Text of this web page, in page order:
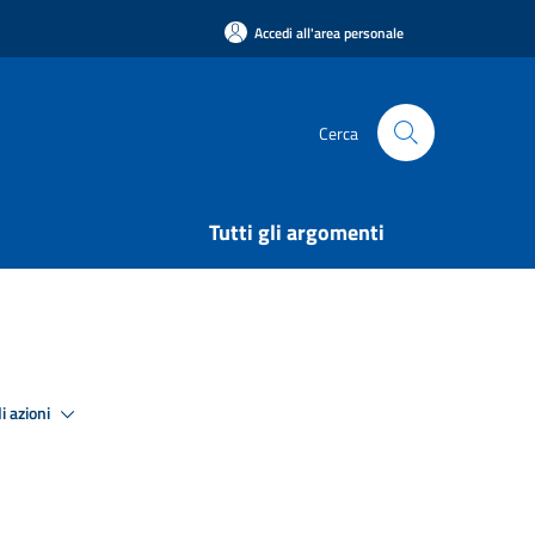
Accedi all'area personale
Cerca
Tutti gli argomenti
azioni